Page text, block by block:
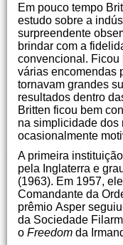
Em pouco tempo
estudo sobre a
surpreendente
brindar com a
convencional. Ficou
várias encomendas
tornavam grandes
resultados dentro
Britten ficou bem
na simplicidade dos
ocasionalmente
A primeira
pela Inglaterra e
(1963). Em 1957,
Comandante da
prêmio Asper
da Sociedade
o Freedom da